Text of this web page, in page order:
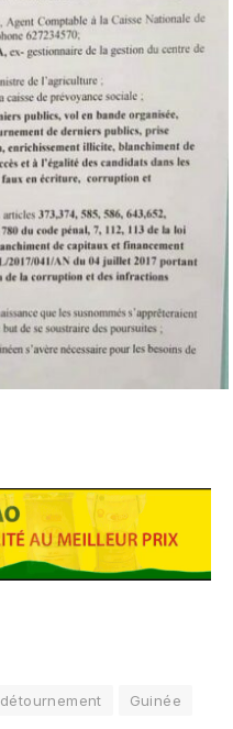
détournement
Guinée